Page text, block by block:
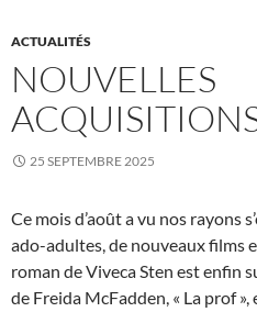
ACTUALITÉS
NOUVELLES
25 SEPTEMBRE 2025
Ce mois d’août a vu nos rayons
ado-adultes, de nouveaux films
roman de Viveca Sten est enfin
de Freida McFadden, « La prof